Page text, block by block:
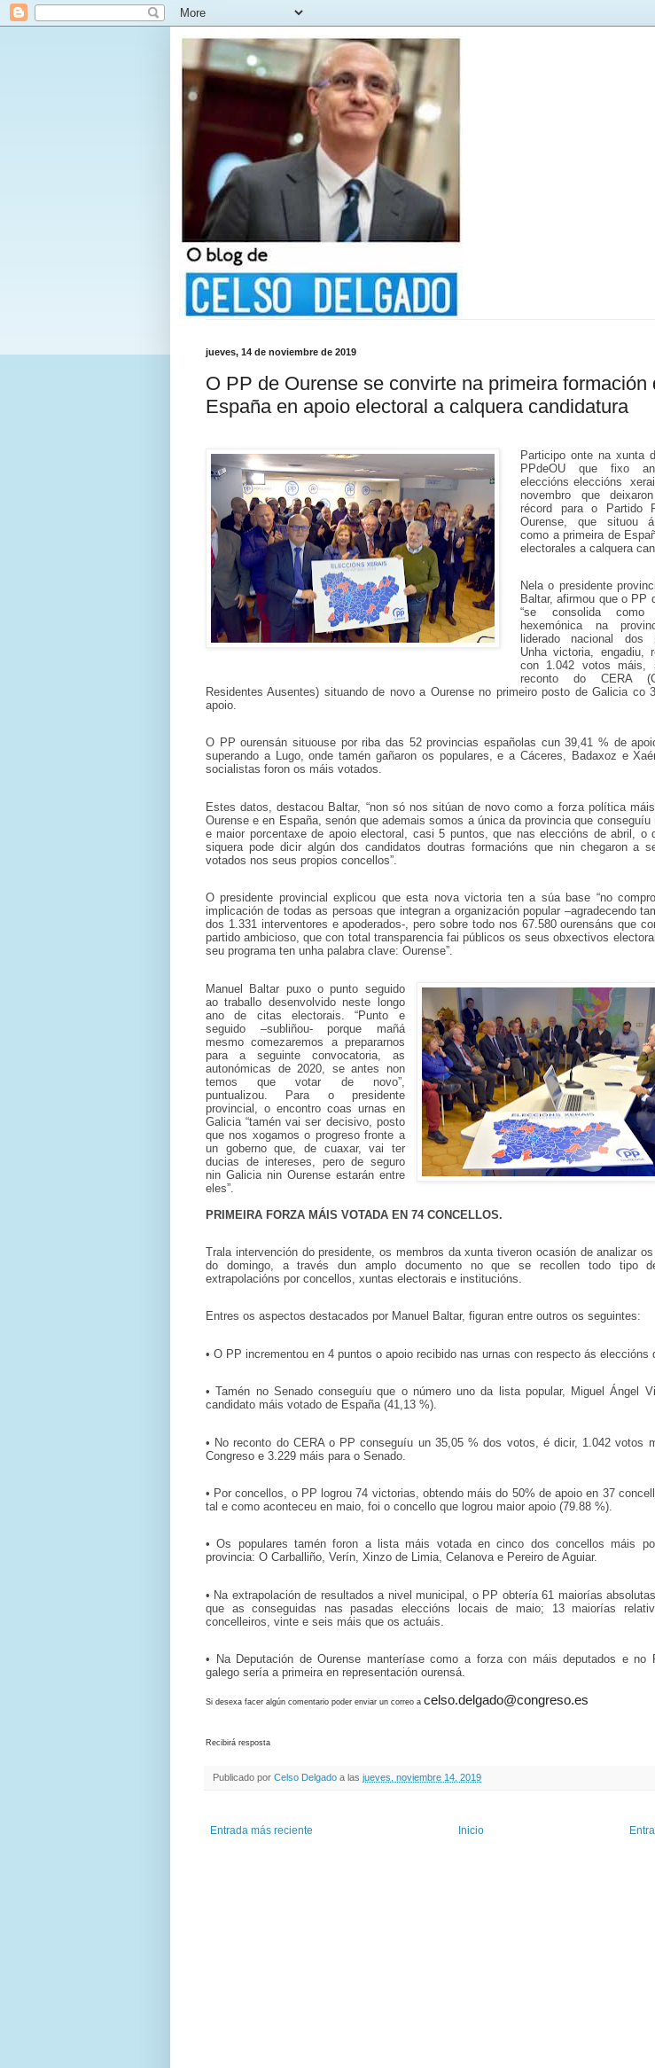
jueves, 14 de noviembre de 2019
O PP de Ourense se convirte na primeira formación
España en apoio electoral a calquera candidatura
Participo onte na xunta
PPdeOU que fixo
eleccións eleccións
novembro que
récord para o Partido
Ourense, que situou
como a primeira de
electorales a calquera
Nela o presidente
Baltar, afirmou que o PP
“se consolida como
hexemónica na
liderado nacional dos
Unha victoria, engadiu,
con 1.042 votos máis,
reconto do CERA
Residentes Ausentes) situando de novo a Ourense no primeiro posto de Galicia co
apoio.
O PP ourensán situouse por riba das 52 provincias españolas cun 39,41 % de
superando a Lugo, onde tamén gañaron os populares, e a Cáceres, Badaxoz e
socialistas foron os máis votados.
Estes datos, destacou Baltar, “non só nos sitúan de novo como a forza política
Ourense e en España, senón que ademais somos a única da provincia que conseguíu
e maior porcentaxe de apoio electoral, casi 5 puntos, que nas eleccións de abril, o
siquera pode dicir algún dos candidatos doutras formacións que nin chegaron a
votados nos seus propios concellos”.
O presidente provincial explicou que esta nova victoria ten a súa base “no
implicación de todas as persoas que integran a organización popular –agradecendo
dos 1.331 interventores e apoderados-, pero sobre todo nos 67.580 ourensáns que
partido ambicioso, que con total transparencia fai públicos os seus obxectivos
seu programa ten unha palabra clave: Ourense”.
Manuel Baltar puxo o punto seguido
ao traballo desenvolvido neste longo
ano de citas electorais. “Punto e
seguido –subliñou- porque mañá
mesmo comezaremos a prepararnos
para a seguinte convocatoria, as
autonómicas de 2020, se antes non
temos que votar de novo”,
puntualizou. Para o presidente
provincial, o encontro coas urnas en
Galicia “tamén vai ser decisivo, posto
que nos xogamos o progreso fronte a
un goberno que, de cuaxar, vai ter
ducias de intereses, pero de seguro
nin Galicia nin Ourense estarán entre
eles”.
PRIMEIRA FORZA MÁIS VOTADA EN 74 CONCELLOS.
Trala intervención do presidente, os membros da xunta tiveron ocasión de analizar
do domingo, a través dun amplo documento no que se recollen todo tipo
extrapolacións por concellos, xuntas electorais e institucións.
Entres os aspectos destacados por Manuel Baltar, figuran entre outros os seguintes:
• O PP incrementou en 4 puntos o apoio recibido nas urnas con respecto ás eleccións
• Tamén no Senado conseguíu que o número uno da lista popular, Miguel Ángel
candidato máis votado de España (41,13 %).
• No reconto do CERA o PP conseguíu un 35,05 % dos votos, é dicir, 1.042 votos
Congreso e 3.229 máis para o Senado.
• Por concellos, o PP logrou 74 victorias, obtendo máis do 50% de apoio en 37
tal e como aconteceu en maio, foi o concello que logrou maior apoio (79.88 %).
• Os populares tamén foron a lista máis votada en cinco dos concellos máis
provincia: O Carballiño, Verín, Xinzo de Limia, Celanova e Pereiro de Aguiar.
• Na extrapolación de resultados a nivel municipal, o PP obtería 61 maiorías
que as conseguidas nas pasadas eleccións locais de maio; 13 maiorías
concelleiros, vinte e seis máis que os actuáis.
• Na Deputación de Ourense manteríase como a forza con máis deputados e no
galego sería a primeira en representación ourensá.
Si desexa facer algún comentario poder enviar un correo a celso.delgado@congreso.es
Recibirá resposta
Publicado por Celso Delgado a las jueves, noviembre 14, 2019
Entrada más reciente Inicio